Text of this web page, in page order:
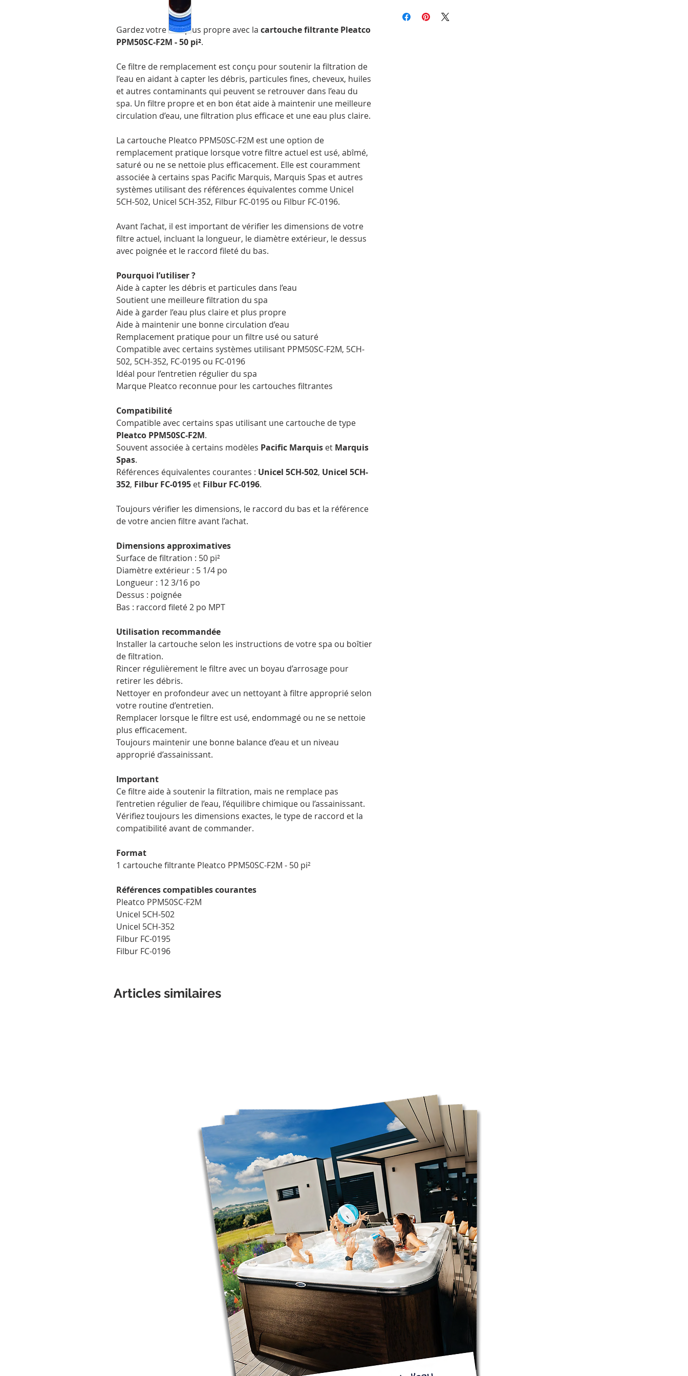
Gardez votre eau plus propre avec la cartouche filtrante Pleatco
PPM50SC-F2M - 50 pi².
Ce filtre de remplacement est conçu pour soutenir la filtration de
l’eau en aidant à capter les débris, particules fines, cheveux, huiles
et autres contaminants qui peuvent se retrouver dans l’eau du
spa. Un filtre propre et en bon état aide à maintenir une meilleure
circulation d’eau, une filtration plus efficace et une eau plus claire.
La cartouche Pleatco PPM50SC-F2M est une option de
remplacement pratique lorsque votre filtre actuel est usé, abîmé,
saturé ou ne se nettoie plus efficacement. Elle est couramment
associée à certains spas Pacific Marquis, Marquis Spas et autres
systèmes utilisant des références équivalentes comme Unicel
5CH-502, Unicel 5CH-352, Filbur FC-0195 ou Filbur FC-0196.
Avant l’achat, il est important de vérifier les dimensions de votre
filtre actuel, incluant la longueur, le diamètre extérieur, le dessus
avec poignée et le raccord fileté du bas.
Pourquoi l’utiliser ?
Aide à capter les débris et particules dans l’eau
Soutient une meilleure filtration du spa
Aide à garder l’eau plus claire et plus propre
Aide à maintenir une bonne circulation d’eau
Remplacement pratique pour un filtre usé ou saturé
Compatible avec certains systèmes utilisant PPM50SC-F2M, 5CH-
502, 5CH-352, FC-0195 ou FC-0196
Idéal pour l’entretien régulier du spa
Marque Pleatco reconnue pour les cartouches filtrantes
Compatibilité
Compatible avec certains spas utilisant une cartouche de type
Pleatco PPM50SC-F2M.
Souvent associée à certains modèles Pacific Marquis et Marquis
Spas.
Références équivalentes courantes : Unicel 5CH-502, Unicel 5CH-
352, Filbur FC-0195 et Filbur FC-0196.
Toujours vérifier les dimensions, le raccord du bas et la référence
de votre ancien filtre avant l’achat.
Dimensions approximatives
Surface de filtration : 50 pi²
Diamètre extérieur : 5 1/4 po
Longueur : 12 3/16 po
Dessus : poignée
Bas : raccord fileté 2 po MPT
Utilisation recommandée
Installer la cartouche selon les instructions de votre spa ou boîtier
de filtration.
Rincer régulièrement le filtre avec un boyau d’arrosage pour
retirer les débris.
Nettoyer en profondeur avec un nettoyant à filtre approprié selon
votre routine d’entretien.
Remplacer lorsque le filtre est usé, endommagé ou ne se nettoie
plus efficacement.
Toujours maintenir une bonne balance d’eau et un niveau
approprié d’assainissant.
Important
Ce filtre aide à soutenir la filtration, mais ne remplace pas
l’entretien régulier de l’eau, l’équilibre chimique ou l’assainissant.
Vérifiez toujours les dimensions exactes, le type de raccord et la
compatibilité avant de commander.
Format
1 cartouche filtrante Pleatco PPM50SC-F2M - 50 pi²
Références compatibles courantes
Pleatco PPM50SC-F2M
Unicel 5CH-502
Unicel 5CH-352
Filbur FC-0195
Filbur FC-0196
Remplace: Unicel 5CH-502
Compatible avec: Pacific Marquis Spas
filtre s'il est marqué et comparer aux informations
répertoriées dans la description du produit.
commandes admissibles de 75$ et plus avant taxes,
Articles similaires